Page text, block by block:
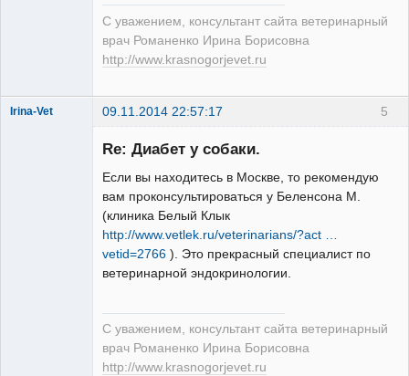
С уважением, консультант сайта ветеринарный
врач Романенко Ирина Борисовна
http://www.krasnogorjevet.ru
5
Irina-Vet 09.11.2014 22:57:17
Re: Диабет у собаки.
Если вы находитесь в Москве, то рекомендую
вам проконсультироваться у Беленсона М.
(клиника Белый Клык
http://www.vetlek.ru/veterinarians/?act …
vetid=2766 ). Это прекрасный специалист по
ветеринарной эндокринологии.
С уважением, консультант сайта ветеринарный
врач Романенко Ирина Борисовна
http://www.krasnogorjevet.ru